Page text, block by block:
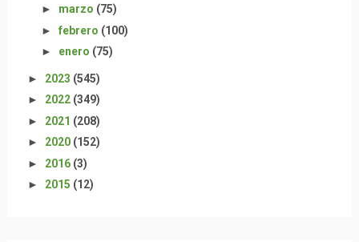
► marzo (75)
► febrero (100)
► enero (75)
► 2023 (545)
► 2022 (349)
► 2021 (208)
► 2020 (152)
► 2016 (3)
► 2015 (12)